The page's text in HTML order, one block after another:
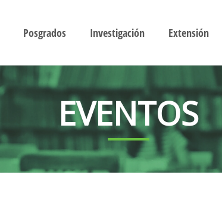
Posgrados Investigación Extensión
EVENTOS